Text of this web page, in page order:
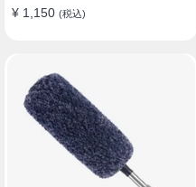
¥ 1,150 (税込)